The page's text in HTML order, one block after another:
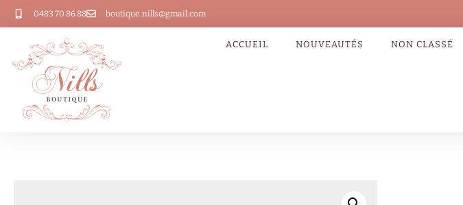
0483 70 86 88 boutique.nills@gmail.com
ACCUEIL NOUVEAUTÉS NON CLASSÉ